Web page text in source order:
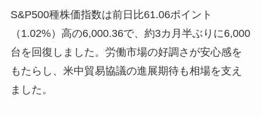
S&P500種株価指数は前日比61.06ポイント
（1.02%）高の6,000.36で、約3カ月半ぶりに6,000
台を回復しました。労働市場の好調さが安心感を
もたらし、米中貿易協議の進展期待も相場を支え
ました。